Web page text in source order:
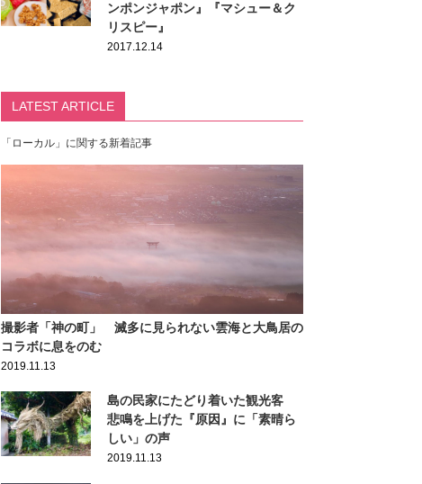
ンポンジャポン』『マシュー＆ク
リスピー』
2017.12.14
LATEST ARTICLE
「ローカル」に関する新着記事
撮影者「神の町」 滅多に見られない雲海と大鳥居の
コラボに息をのむ
2019.11.13
島の民家にたどり着いた観光客
悲鳴を上げた『原因』に「素晴ら
しい」の声
2019.11.13